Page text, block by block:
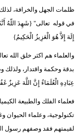
ظلمات الجهل والخرافة،
في قوله تعالى" {شَهِدَ اللّهُ أَنَّهُ
إِلَهَ إِلاَّ هُوَ الْعَزِيزُ الْحَكِيمُ}
والعلماء هم اكثر خلق الله
بدقة وحكمة واقتدار،
عِبَادِهِ الْعُلَمَاءُ إِنَّ اللَّهَ عَزِيزٌ
فعلماء الفلك والطبيعة
تكنولوجية، وعلماء الحيوان
لقيمتهم فقد وصفهم رسول